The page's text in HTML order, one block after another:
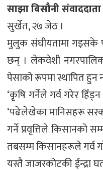
साझा बिसौनी संवाददाता
सुर्खेत, २७ जेठ ।
मुलुक संघीयतामा गइसके
छन् । लेकवेशी
पेसाको रूपमा स्थापित
‘कृृषि गर्नेले गर्व गरेर
‘पढेलेखेका मानिसहरू
गर्ने प्रवृत्तिले किसानको
तबसम्म किसानहरूले गर्व
यस्तै जाजरकोटकी ईन्द्रा